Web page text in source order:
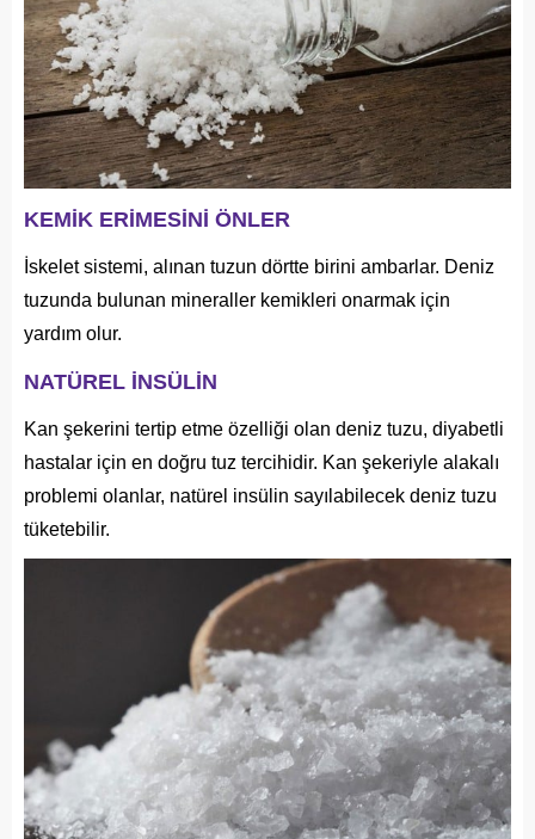
KEMİK ERİMESİNİ ÖNLER
İskelet sistemi, alınan tuzun dörtte birini ambarlar. Deniz
tuzunda bulunan mineraller kemikleri onarmak için
yardım olur.
NATÜREL İNSÜLİN
Kan şekerini tertip etme özelliği olan deniz tuzu, diyabetli
hastalar için en doğru tuz tercihidir. Kan şekeriyle alakalı
problemi olanlar, natürel insülin sayılabilecek deniz tuzu
tüketebilir.